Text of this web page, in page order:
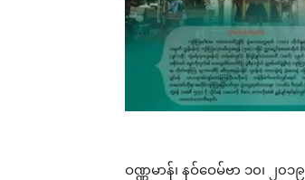
ဝဏ္ဏမာန်၊ နဝ်ဝေမ်ဗာ ၁၀၊ ၂၀၁၉